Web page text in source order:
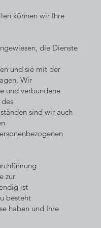
können wir Ihre
die Dienste
und sie mit der
Wir
und verbundene
sind wir auch
zur
ist
besteht
haben und Ihre